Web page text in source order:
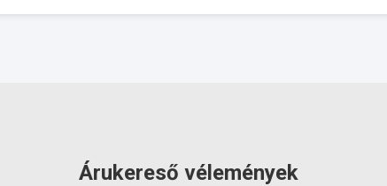
Árukereső vélemények